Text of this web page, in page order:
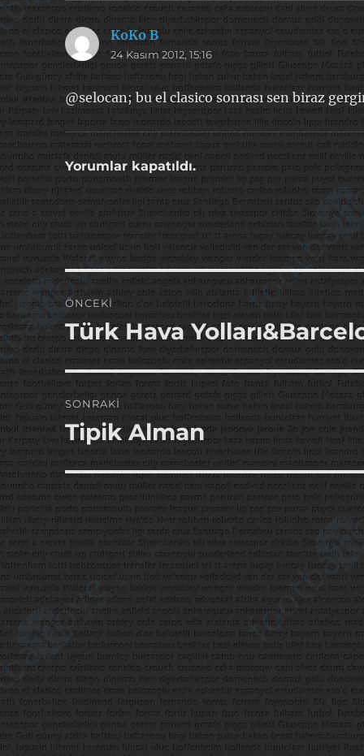
KoKo Bdedi
ki:
24 Kasım 2012, 15:16
@selocan; bu el clasico sonrası sen biraz
Yorumlar kapatıldı.
Yazı
gezinmesi
ÖNCEKI
Önceki
yazı:
Türk Hava
SONRAKI
Sonraki
yazı:
Tipik Alman